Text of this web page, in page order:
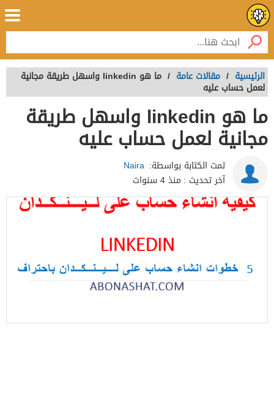
الرئيسية / مقالات عامة / ما هو linkedin واسهل طريقة مجانية
لعمل حساب عليه
ما هو linkedin واسهل طريقة
مجانية لعمل حساب عليه
تمت الكتابة بواسطة: Naira
آخر تحديث : منذ 4 سنوات